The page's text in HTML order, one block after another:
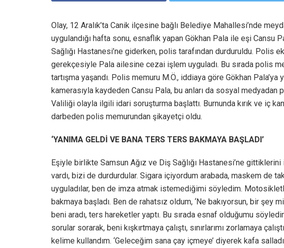
Olay, 12 Aralık’ta Canik ilçesine bağlı Belediye Mahallesi’nde
uygulandığı hafta sonu, esnaflık yapan Gökhan Pala ile eşi Cansu
Sağlığı Hastanesi’ne giderken, polis tarafından durduruldu. Polis
gerekçesiyle Pala ailesine cezai işlem uyguladı. Bu sırada polis
tartışma yaşandı. Polis memuru M.Ö., iddiaya göre Gökhan Pala’ya
kamerasıyla kaydeden Cansu Pala, bu anları da sosyal medyadan
Valiliği olayla ilgili idari soruşturma başlattı. Burnunda kırık ve iç
darbeden polis memurundan şikayetçi oldu.
‘YANIMA GELDİ VE BANA TERS TERS BAKMAYA BAŞLADI’
Eşiyle birlikte Samsun Ağız ve Diş Sağlığı Hastanesi’ne
vardı, bizi de durdurdular. Sigara içiyordum arabada, maskem de
uyguladılar, ben de imza atmak istemediğimi söyledim.
bakmaya başladı. Ben de rahatsız oldum, ‘Ne bakıyorsun, bir şey
beni aradı, ters hareketler yaptı. Bu sırada esnaf olduğumu
sorular sorarak, beni kışkırtmaya çalıştı, sınırlarımı zorlamaya
kelime kullandım. ‘Geleceğim sana çay içmeye’ diyerek kafa